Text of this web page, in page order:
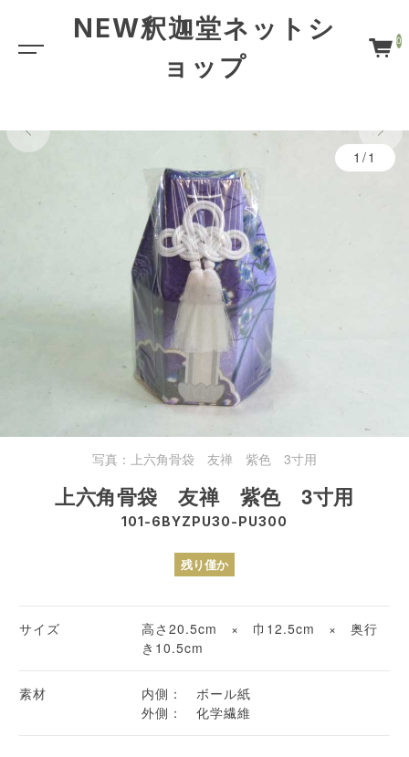
NEW釈迦堂ネットシ
ョップ
0
写真：上六角骨袋 友禅 紫色 3寸用
1/1
上六角骨袋 友禅 紫色 3寸用
101-6BYZPU30-PU300
残り僅か
サイズ
高さ20.5cm × 巾12.5cm × 奥行
き10.5cm
素材
内側： ボール紙
外側： 化学繊維